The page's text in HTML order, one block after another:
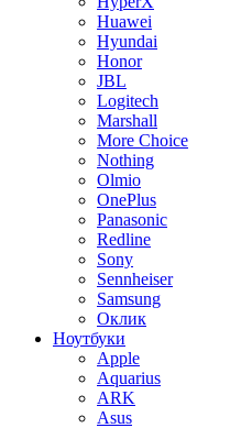
Huawei
Hyundai
Honor
JBL
Logitech
Marshall
More Choice
Nothing
Olmio
OnePlus
Panasonic
Redline
Sony
Sennheiser
Samsung
Оклик
Ноутбуки
Apple
Aquarius
ARK
Asus